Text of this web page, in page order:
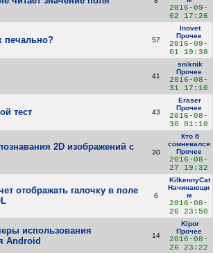
2016-09-
02 17:26
печально? 57
Inovet
Прочее
2016-09-
01 19:38
41
sniknik
Прочее
2016-08-
31 17:10
тест 43
Eraser
Прочее
2016-08-
30 01:10
2D изображений с
30
Кто б
сомневался
Прочее
2016-08-
27 19:32
отображать галочку в поле
6
KilkennyCat
Начинающи
м
2016-08-
26 23:50
использования
Android
14
Kipor
Прочее
2016-08-
26 23:22